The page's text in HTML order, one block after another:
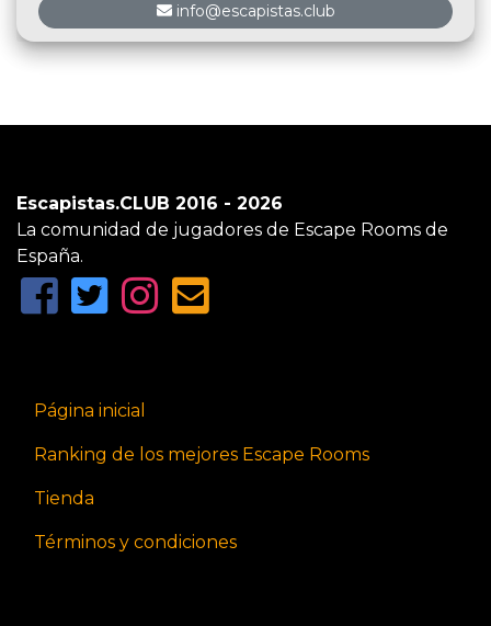
info@escapistas.club
Escapistas.CLUB 2016 - 2026
La comunidad de jugadores de Escape Rooms de
España.
Página inicial
Ranking de los mejores Escape Rooms
Tienda
Términos y condiciones